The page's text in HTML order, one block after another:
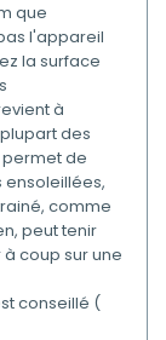
que
l'appareil
la surface
à
des
permet de
comme
peut tenir
coup sur une
conseillé (